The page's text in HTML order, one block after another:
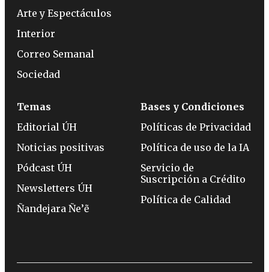
Arte y Espectáculos
Interior
Correo Semanal
Sociedad
Temas
Editorial ÚH
Noticias positivas
Pódcast ÚH
Newsletters ÚH
Ñandejara Ñe’ẽ
Bases y Condiciones
Políticas de Privacidad
Política de uso de la IA
Servicio de
Suscripción a Crédito
Política de Calidad